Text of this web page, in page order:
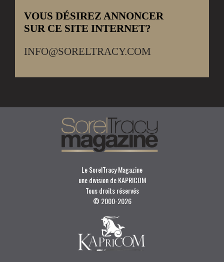
VOUS DÉSIREZ ANNONCER
SUR CE SITE INTERNET?
INFO@SORELTRACY.COM
Le SorelTracy Magazine
une division de KAPRICOM
Tous droits réservés
© 2000-2026